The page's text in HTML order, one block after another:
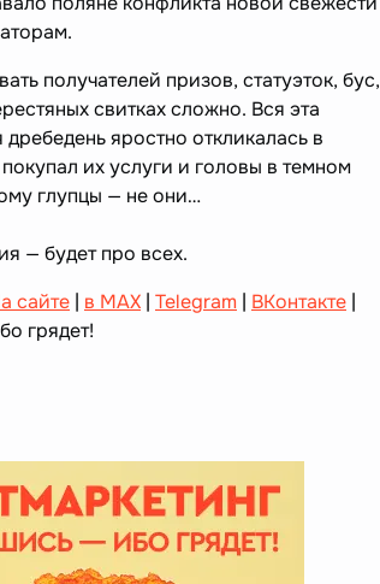
получателей призов, статуэток, бус,
свитках сложно. Вся эта
яростно откликалась в
покупал их услуги и головы в темном
глупцы — не они…
— будет про всех.
сайте | в MAX | Telegram | ВКонтакте |
грядет!